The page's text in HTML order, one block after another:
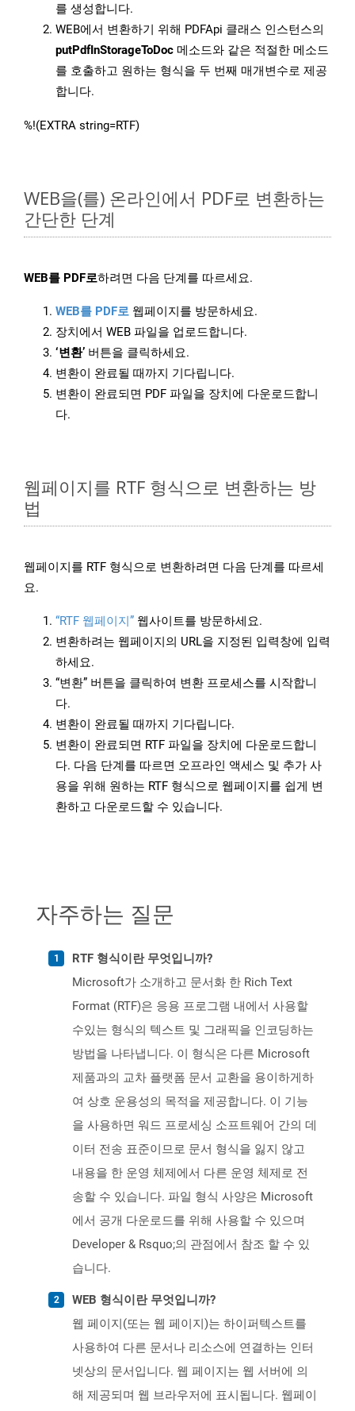
를 생성합니다.
WEB에서 변환하기 위해 PDFApi 클래스 인스턴스의
putPdfInStorageToDoc 메소드와 같은 적절한 메소드
를 호출하고 원하는 형식을 두 번째 매개변수로 제공
합니다.
%!(EXTRA string=RTF)
WEB을(를) 온라인에서 PDF로 변환하는
간단한 단계
WEB를 PDF로하려면 다음 단계를 따르세요.
WEB를 PDF로 웹페이지를 방문하세요.
장치에서 WEB 파일을 업로드합니다.
‘변환’ 버튼을 클릭하세요.
변환이 완료될 때까지 기다립니다.
변환이 완료되면 PDF 파일을 장치에 다운로드합니
다.
웹페이지를 RTF 형식으로 변환하는 방
법
웹페이지를 RTF 형식으로 변환하려면 다음 단계를 따르세
요.
“RTF 웹페이지” 웹사이트를 방문하세요.
변환하려는 웹페이지의 URL을 지정된 입력창에 입력
하세요.
“변환” 버튼을 클릭하여 변환 프로세스를 시작합니
다.
변환이 완료될 때까지 기다립니다.
변환이 완료되면 RTF 파일을 장치에 다운로드합니
다. 다음 단계를 따르면 오프라인 액세스 및 추가 사
용을 위해 원하는 RTF 형식으로 웹페이지를 쉽게 변
환하고 다운로드할 수 있습니다.
자주하는 질문
RTF 형식이란 무엇입니까?
Microsoft가 소개하고 문서화 한 Rich Text
Format (RTF)은 응용 프로그램 내에서 사용할
수있는 형식의 텍스트 및 그래픽을 인코딩하는
방법을 나타냅니다. 이 형식은 다른 Microsoft
제품과의 교차 플랫폼 문서 교환을 용이하게하
여 상호 운용성의 목적을 제공합니다. 이 기능
을 사용하면 워드 프로세싱 소프트웨어 간의 데
이터 전송 표준이므로 문서 형식을 잃지 않고
내용을 한 운영 체제에서 다른 운영 체제로 전
송할 수 있습니다. 파일 형식 사양은 Microsoft
에서 공개 다운로드를 위해 사용할 수 있으며
Developer & Rsquo;의 관점에서 참조 할 수 있
습니다.
WEB 형식이란 무엇입니까?
웹 페이지(또는 웹 페이지)는 하이퍼텍스트를
사용하여 다른 문서나 리소스에 연결하는 인터
넷상의 문서입니다. 웹 페이지는 웹 서버에 의
해 제공되며 웹 브라우저에 표시됩니다. 웹페이